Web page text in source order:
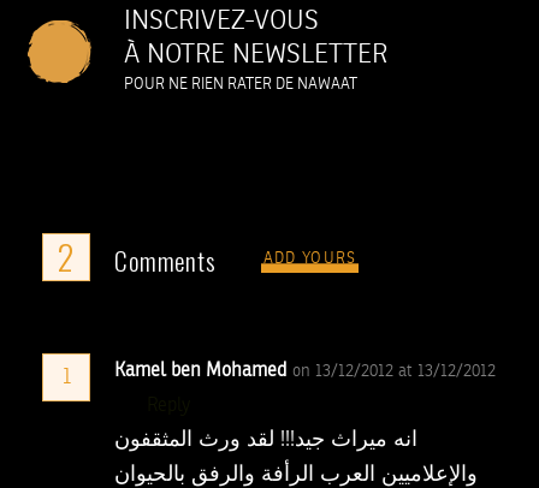
INSCRIVEZ-VOUS
À NOTRE NEWSLETTER
POUR NE RIEN RATER DE NAWAAT
2 Comments ADD YOURS
1 Kamel ben Mohamed on 13/12/2012 at 13/12/2012
انه ميراث جيد!!! لقد ورث المثقفون
والإعلاميين العرب الرأفة والرفق بالحيوان